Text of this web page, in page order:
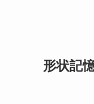
形状記